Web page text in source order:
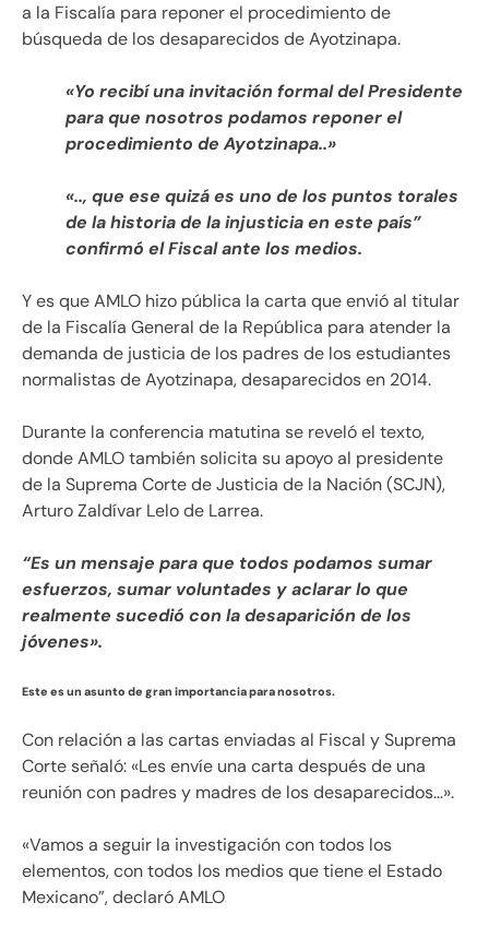
a la Fiscalía para reponer el procedimiento de
búsqueda de los desaparecidos de Ayotzinapa.
«Yo recibí una invitación formal del Presidente
para que nosotros podamos reponer el
procedimiento de Ayotzinapa..»
«.., que ese quizá es uno de los puntos torales
de la historia de la injusticia en este país”
confirmó el Fiscal ante los medios.
Y es que AMLO hizo pública la carta que envió al titular
de la Fiscalía General de la República para atender la
demanda de justicia de los padres de los estudiantes
normalistas de Ayotzinapa, desaparecidos en 2014.
Durante la conferencia matutina se reveló el texto,
donde AMLO también solicita su apoyo al presidente
de la Suprema Corte de Justicia de la Nación (SCJN),
Arturo Zaldívar Lelo de Larrea.
“Es un mensaje para que todos podamos sumar
esfuerzos, sumar voluntades y aclarar lo que
realmente sucedió con la desaparición de los
jóvenes».
Este es un asunto de gran importancia para nosotros.
Con relación a las cartas enviadas al Fiscal y Suprema
Corte señaló: «Les envíe una carta después de una
reunión con padres y madres de los desaparecidos…».
«Vamos a seguir la investigación con todos los
elementos, con todos los medios que tiene el Estado
Mexicano”, declaró AMLO